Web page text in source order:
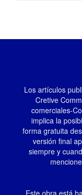
Los artículos
Cretive
comerciales-
implica la
forma gratuita
versión final
siempre y